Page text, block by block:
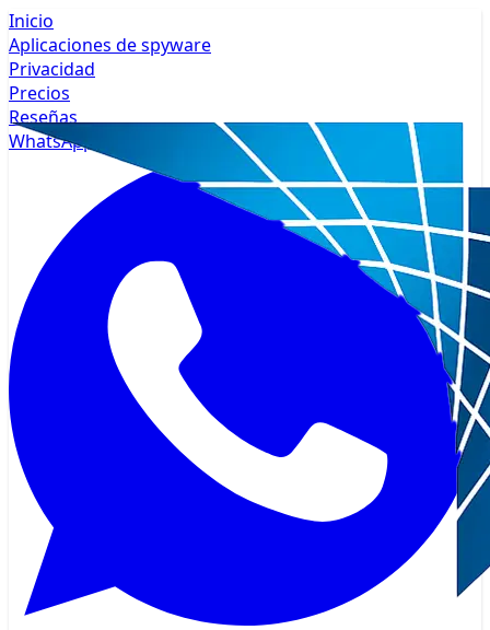
Inicio
Aplicaciones de spyware
Privacidad
Precios
Reseñas
WhatsApp